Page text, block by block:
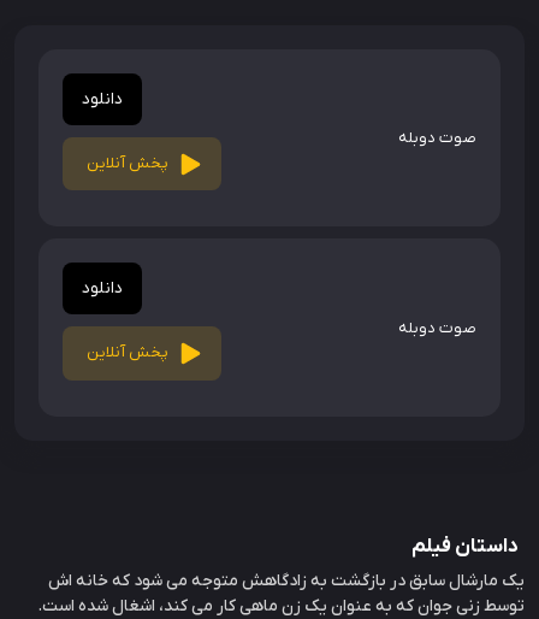
صوت دوبله
دانلود
پخش آنلاین
صوت دوبله
دانلود
پخش آنلاین
داستان فیلم
یک مارشال سابق در بازگشت به زادگاهش متوجه می شود که خانه اش
توسط زنی جوان که به عنوان یک زن ماهی کار می کند، اشغال شده است.